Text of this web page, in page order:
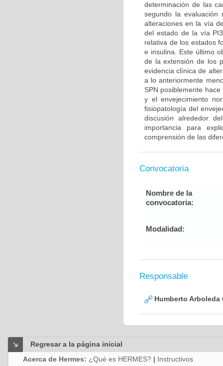
determinación de las
segundo la evaluación
alteraciones en la vía
del estado de la vía
relativa de los estados
e insulina. Este último
de la extensión de los
evidencia clínica de
a lo anteriormente
SPN posiblemente
y el envejecimiento
fisiopatología del
discusión alrededor
importancia para
comprensión de las
Convocatoria
Nombre de la
convocatoria:
Modalidad:
Responsable
Humberto Arboleda
Regresar a la página inicial
Acerca de Hermes: ¿Qué es HERMES? | Instructivos